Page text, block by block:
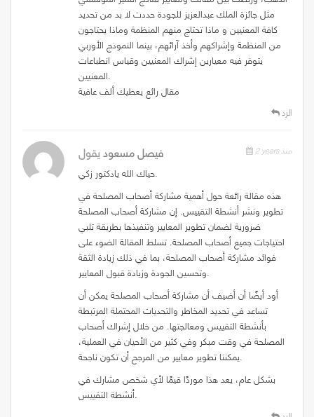
مثل جائزة الملك عبدالعزيز للجودة حددت لا بد من تحديد
كافة المعنيين و ماذا تحتاج منهم المنظمة وماذا يحتاجون
من المنظمة وإشراكهم وأخذ آرائهم، بينما النموذج الأوربي
يتوفر فيه معيارين إشراك المعنيين وقياس انطباعات
المعنيين.
مقال رائع يعطيك ألف عافية
الرد
فيصل مسعوديقول 2 years منذ
حياك الله يادكتور زكي.
هذه مقالة رائعة حول أهمية مشاركة أصحاب المصلحة في
تطوير ونشر أنشطة التقييس. إن مشاركة أصحاب المصلحة
ضرورية لضمان تطوير المعايير وتنفيذها بطريقة تلبي
احتياجات جميع أصحاب المصلحة. تسلط المقالة الضوء على
فوائد مشاركة أصحاب المصلحة، بما في ذلك زيادة الثقة
وتحسين الجودة وزيادة قبول المعايير.
أود أيضًا أن أضيف أن مشاركة أصحاب المصلحة يمكن أن
تساعد في تحديد المخاطر والتحديات المحتملة المرتبطة
بأنشطة التقييس ومعالجتها. من خلال إشراك أصحاب
المصلحة في وقت مبكر وفي كثير من الأحيان في العملية،
يمكننا تطوير معايير من المرجح أن تكون ناجحة.
بشكل عام، يعد هذا موردًا قيمًا لأي شخص مشارك في
أنشطة التقييس.